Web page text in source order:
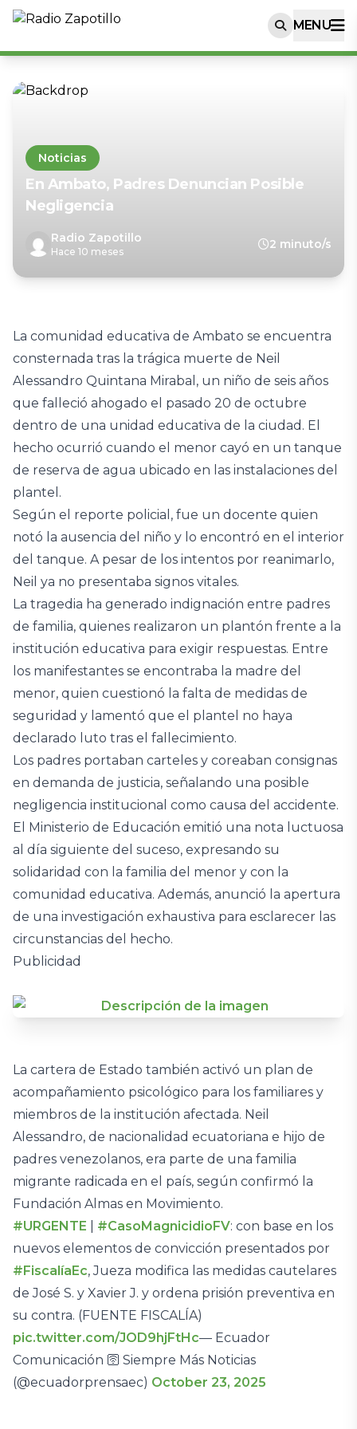
MENU
Noticias
En Ambato, Padres Denuncian Posible
Negligencia
Radio Zapotillo
Hace 10 meses
2 minuto/s
La comunidad educativa de Ambato se encuentra
consternada tras la trágica muerte de Neil
Alessandro Quintana Mirabal, un niño de seis años
que falleció ahogado el pasado 20 de octubre
dentro de una unidad educativa de la ciudad. El
hecho ocurrió cuando el menor cayó en un tanque
de reserva de agua ubicado en las instalaciones del
plantel.
Según el reporte policial, fue un docente quien
notó la ausencia del niño y lo encontró en el interior
del tanque. A pesar de los intentos por reanimarlo,
Neil ya no presentaba signos vitales.
La tragedia ha generado indignación entre padres
de familia, quienes realizaron un plantón frente a la
institución educativa para exigir respuestas. Entre
los manifestantes se encontraba la madre del
menor, quien cuestionó la falta de medidas de
seguridad y lamentó que el plantel no haya
declarado luto tras el fallecimiento.
Los padres portaban carteles y coreaban consignas
en demanda de justicia, señalando una posible
negligencia institucional como causa del accidente.
El Ministerio de Educación emitió una nota luctuosa
al día siguiente del suceso, expresando su
solidaridad con la familia del menor y con la
comunidad educativa. Además, anunció la apertura
de una investigación exhaustiva para esclarecer las
circunstancias del hecho.
Publicidad
La cartera de Estado también activó un plan de
acompañamiento psicológico para los familiares y
miembros de la institución afectada. Neil
Alessandro, de nacionalidad ecuatoriana e hijo de
padres venezolanos, era parte de una familia
migrante radicada en el país, según confirmó la
Fundación Almas en Movimiento.
#URGENTE
#CasoMagnicidioFV: con base en los
nuevos elementos de convicción presentados por
#FiscalíaEc, Jueza modifica las medidas cautelares
de José S. y Xavier J. y ordena prisión preventiva en
su contra. (FUENTE FISCALÍA)
pic.twitter.com/JOD9hjFtHc— Ecuador
Comunicación 🛜 Siempre Más Noticias
(@ecuadorprensaec) October 23, 2025